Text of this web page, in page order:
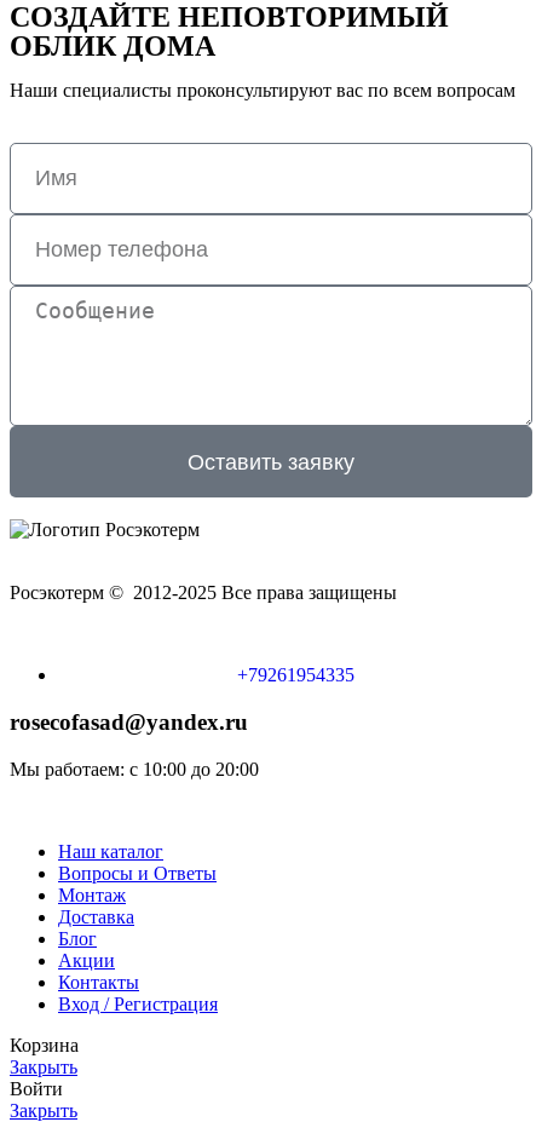
СОЗДАЙТЕ НЕПОВТОРИМЫЙ
ОБЛИК ДОМА
Наши специалисты проконсультируют вас по всем вопросам
Оставить заявку
Росэкотерм © 2012-2025 Все права защищены
+79261954335
rosecofasad@yandex.ru
Мы работаем: с 10:00 до 20:00
Наш каталог
Вопросы и Ответы
Монтаж
Доставка
Блог
Акции
Контакты
Вход / Регистрация
Корзина
Закрыть
Войти
Закрыть